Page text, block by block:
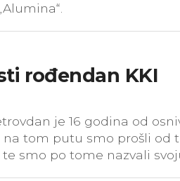
rođendan KKI
je 16 godina od
na tom putu smo prošli od
smo po tome nazvali